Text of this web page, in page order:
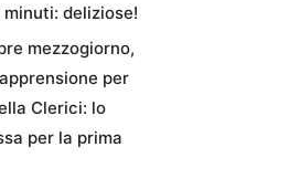
minuti: deliziose!
mezzogiorno,
per
Clerici: lo
per la prima